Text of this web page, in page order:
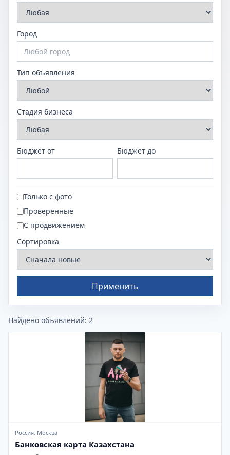
Город
Тип объявления
Стадия бизнеса
Бюджет от Бюджет до
Только с фото
Проверенные
С продвижением
Сортировка
Применить
Найдено объявлений: 2
Россия, Москва
Банковская карта Казахстана